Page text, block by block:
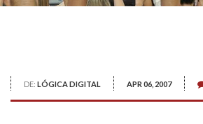
DE: LÓGICA DIGITAL APR 06, 2007